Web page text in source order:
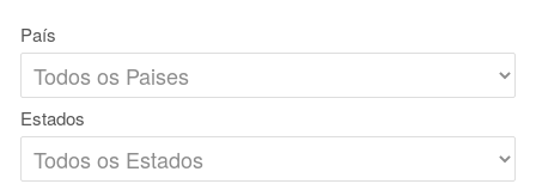
País
Estados